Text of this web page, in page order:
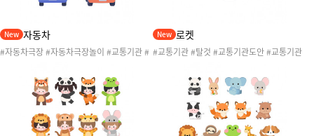
자동차
New
#자동차극장 #자동차극장놀이 #교통기관 #
기관활동 #교통기관도안 #영화관매점 #자동
차극장매점 #자동차놀이 #어린이영화
로켓
New
#교통기관 #탈것 #교통기관도안 #교통기관
우주선 #우주놀이